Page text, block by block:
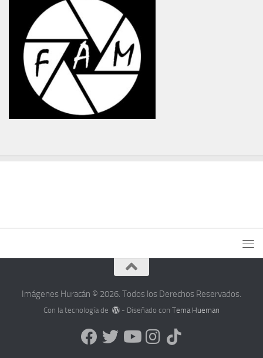
Imágenes Huracán © 2026. Todos los Derechos Reservados.
Con la tecnología de - Diseñado conTema Hueman